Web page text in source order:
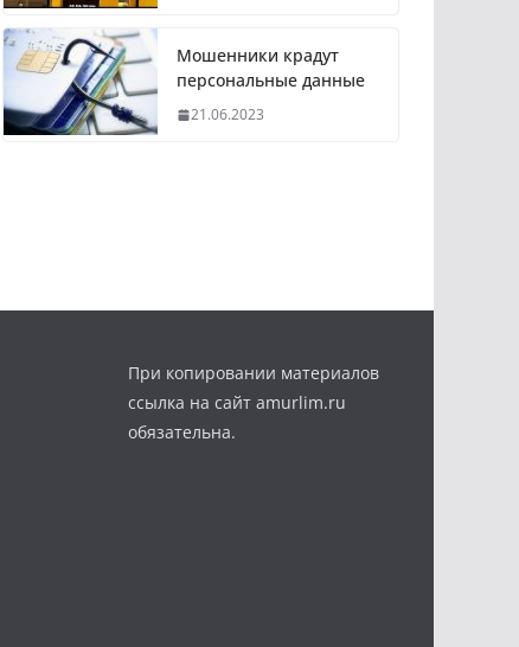
Мошенники крадут
персональные данные
21.06.2023
При копировании материалов
ссылка на сайт amurlim.ru
обязательна.